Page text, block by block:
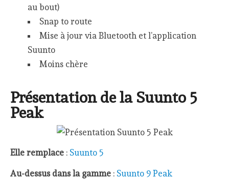
au bout)
Snap to route
Mise à jour via Bluetooth et l’application
Suunto
Moins chère
Présentation de la Suunto 5
Peak
Elle remplace : Suunto 5
Au-dessus dans la gamme : Suunto 9 Peak